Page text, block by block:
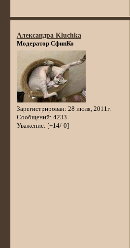
Александра Kluchka
Модератор СфинКо
Зарегистрирован: 28 июля, 2011г.
Сообщений: 4233
Уважение: [+14/-0]